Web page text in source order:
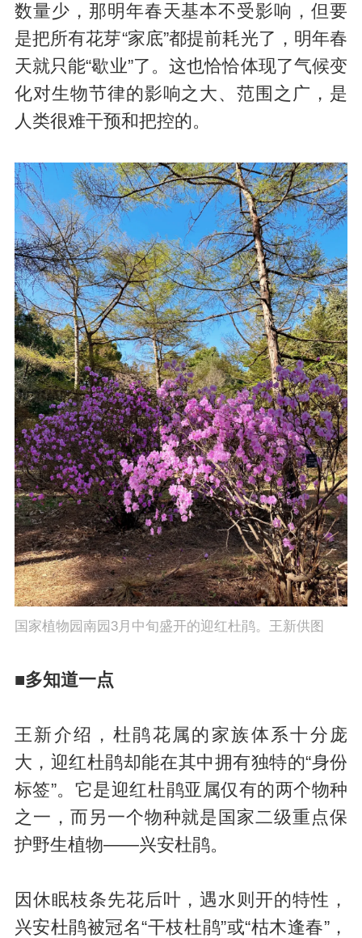
数量少，那明年春天基本不受影响，但要
是把所有花芽“家底”都提前耗光了，明年春
天就只能“歇业”了。这也恰恰体现了气候变
化对生物节律的影响之大、范围之广，是
人类很难干预和把控的。
国家植物园南园3月中旬盛开的迎红杜鹃。王新供图
■多知道一点
王新介绍，杜鹃花属的家族体系十分庞
大，迎红杜鹃却能在其中拥有独特的“身份
标签”。它是迎红杜鹃亚属仅有的两个物种
之一，而另一个物种就是国家二级重点保
护野生植物——兴安杜鹃。
因休眠枝条先花后叶，遇水则开的特性，
兴安杜鹃被冠名“干枝杜鹃”或“枯木逢春”，